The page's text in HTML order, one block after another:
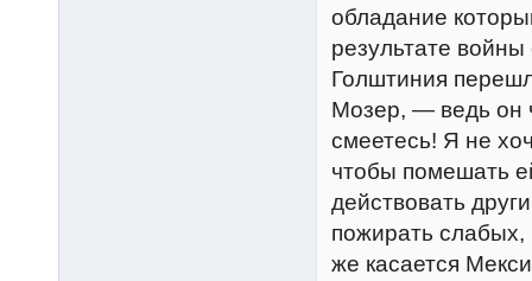
обладание
результате
Голштиния
Мозер, — ведь он
смеетесь! Я не
чтобы помешать
действовать
пожирать слабых,
же касается